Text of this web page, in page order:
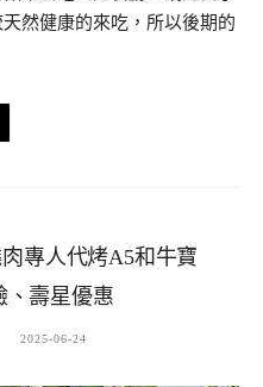
然健康的來吃，所以後期的
專人代烤A5和牛寶
、壽星優惠
2025-06-24